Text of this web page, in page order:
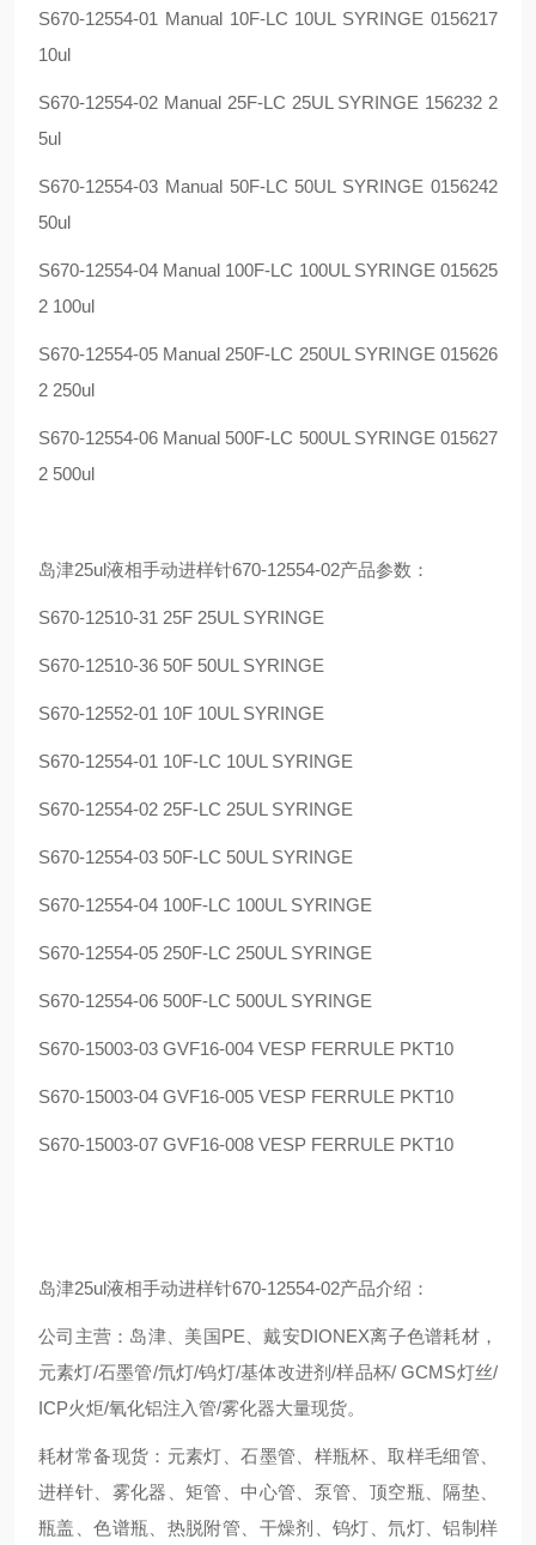
S670-12554-01 Manual 10F-LC 10UL SYRINGE 0156217
10ul
S670-12554-02 Manual 25F-LC 25UL SYRINGE 156232 2
5ul
S670-12554-03 Manual 50F-LC 50UL SYRINGE 0156242
50ul
S670-12554-04 Manual 100F-LC 100UL SYRINGE 015625
2 100ul
S670-12554-05 Manual 250F-LC 250UL SYRINGE 015626
2 250ul
S670-12554-06 Manual 500F-LC 500UL SYRINGE 015627
2 500ul
岛津25ul液相手动进样针670-12554-02产品参数：
S670-12510-31 25F 25UL SYRINGE
S670-12510-36 50F 50UL SYRINGE
S670-12552-01 10F 10UL SYRINGE
S670-12554-01 10F-LC 10UL SYRINGE
S670-12554-02 25F-LC 25UL SYRINGE
S670-12554-03 50F-LC 50UL SYRINGE
S670-12554-04 100F-LC 100UL SYRINGE
S670-12554-05 250F-LC 250UL SYRINGE
S670-12554-06 500F-LC 500UL SYRINGE
S670-15003-03 GVF16-004 VESP FERRULE PKT10
S670-15003-04 GVF16-005 VESP FERRULE PKT10
S670-15003-07 GVF16-008 VESP FERRULE PKT10
岛津25ul液相手动进样针670-12554-02产品介绍：
公司主营：岛津、美国PE、戴安DIONEX离子色谱耗材，
元素灯/石墨管/氘灯/钨灯/基体改进剂/样品杯/ GCMS灯丝/
ICP火炬/氧化铝注入管/雾化器大量现货。
耗材常备现货：元素灯、石墨管、样瓶杯、取样毛细管、
进样针、雾化器、矩管、中心管、泵管、顶空瓶、隔垫、
瓶盖、色谱瓶、热脱附管、干燥剂、钨灯、氘灯、铝制样